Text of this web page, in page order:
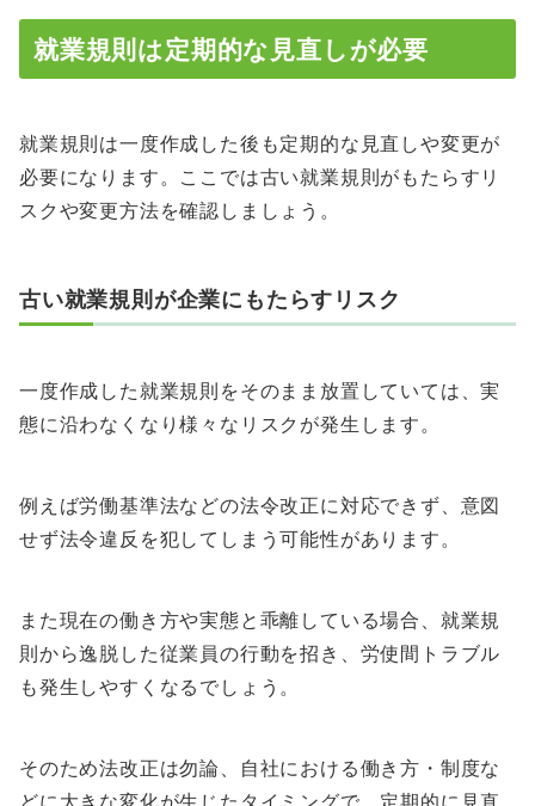
就業規則は定期的な見直しが必要
就業規則は一度作成した後も定期的な見直しや変更が
必要になります。ここでは古い就業規則がもたらすリ
スクや変更方法を確認しましょう。
古い就業規則が企業にもたらすリスク
一度作成した就業規則をそのまま放置していては、実
態に沿わなくなり様々なリスクが発生します。
例えば労働基準法などの法令改正に対応できず、意図
せず法令違反を犯してしまう可能性があります。
また現在の働き方や実態と乖離している場合、就業規
則から逸脱した従業員の行動を招き、労使間トラブル
も発生しやすくなるでしょう。
そのため法改正は勿論、自社における働き方・制度な
どに大きな変化が生じたタイミングで、定期的に見直